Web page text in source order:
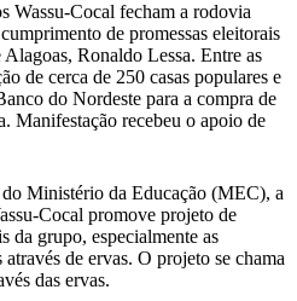
Wassu-Cocal fecham a rodovia
de promessas eleitorais
Ronaldo Lessa. Entre as
de cerca de 250 casas populares e
do Nordeste para a compra de
Manifestação recebeu o apoio de
Ministério da Educação (MEC), a
Cocal promove projeto de
da grupo, especialmente as
de ervas. O projeto se chama
das ervas.